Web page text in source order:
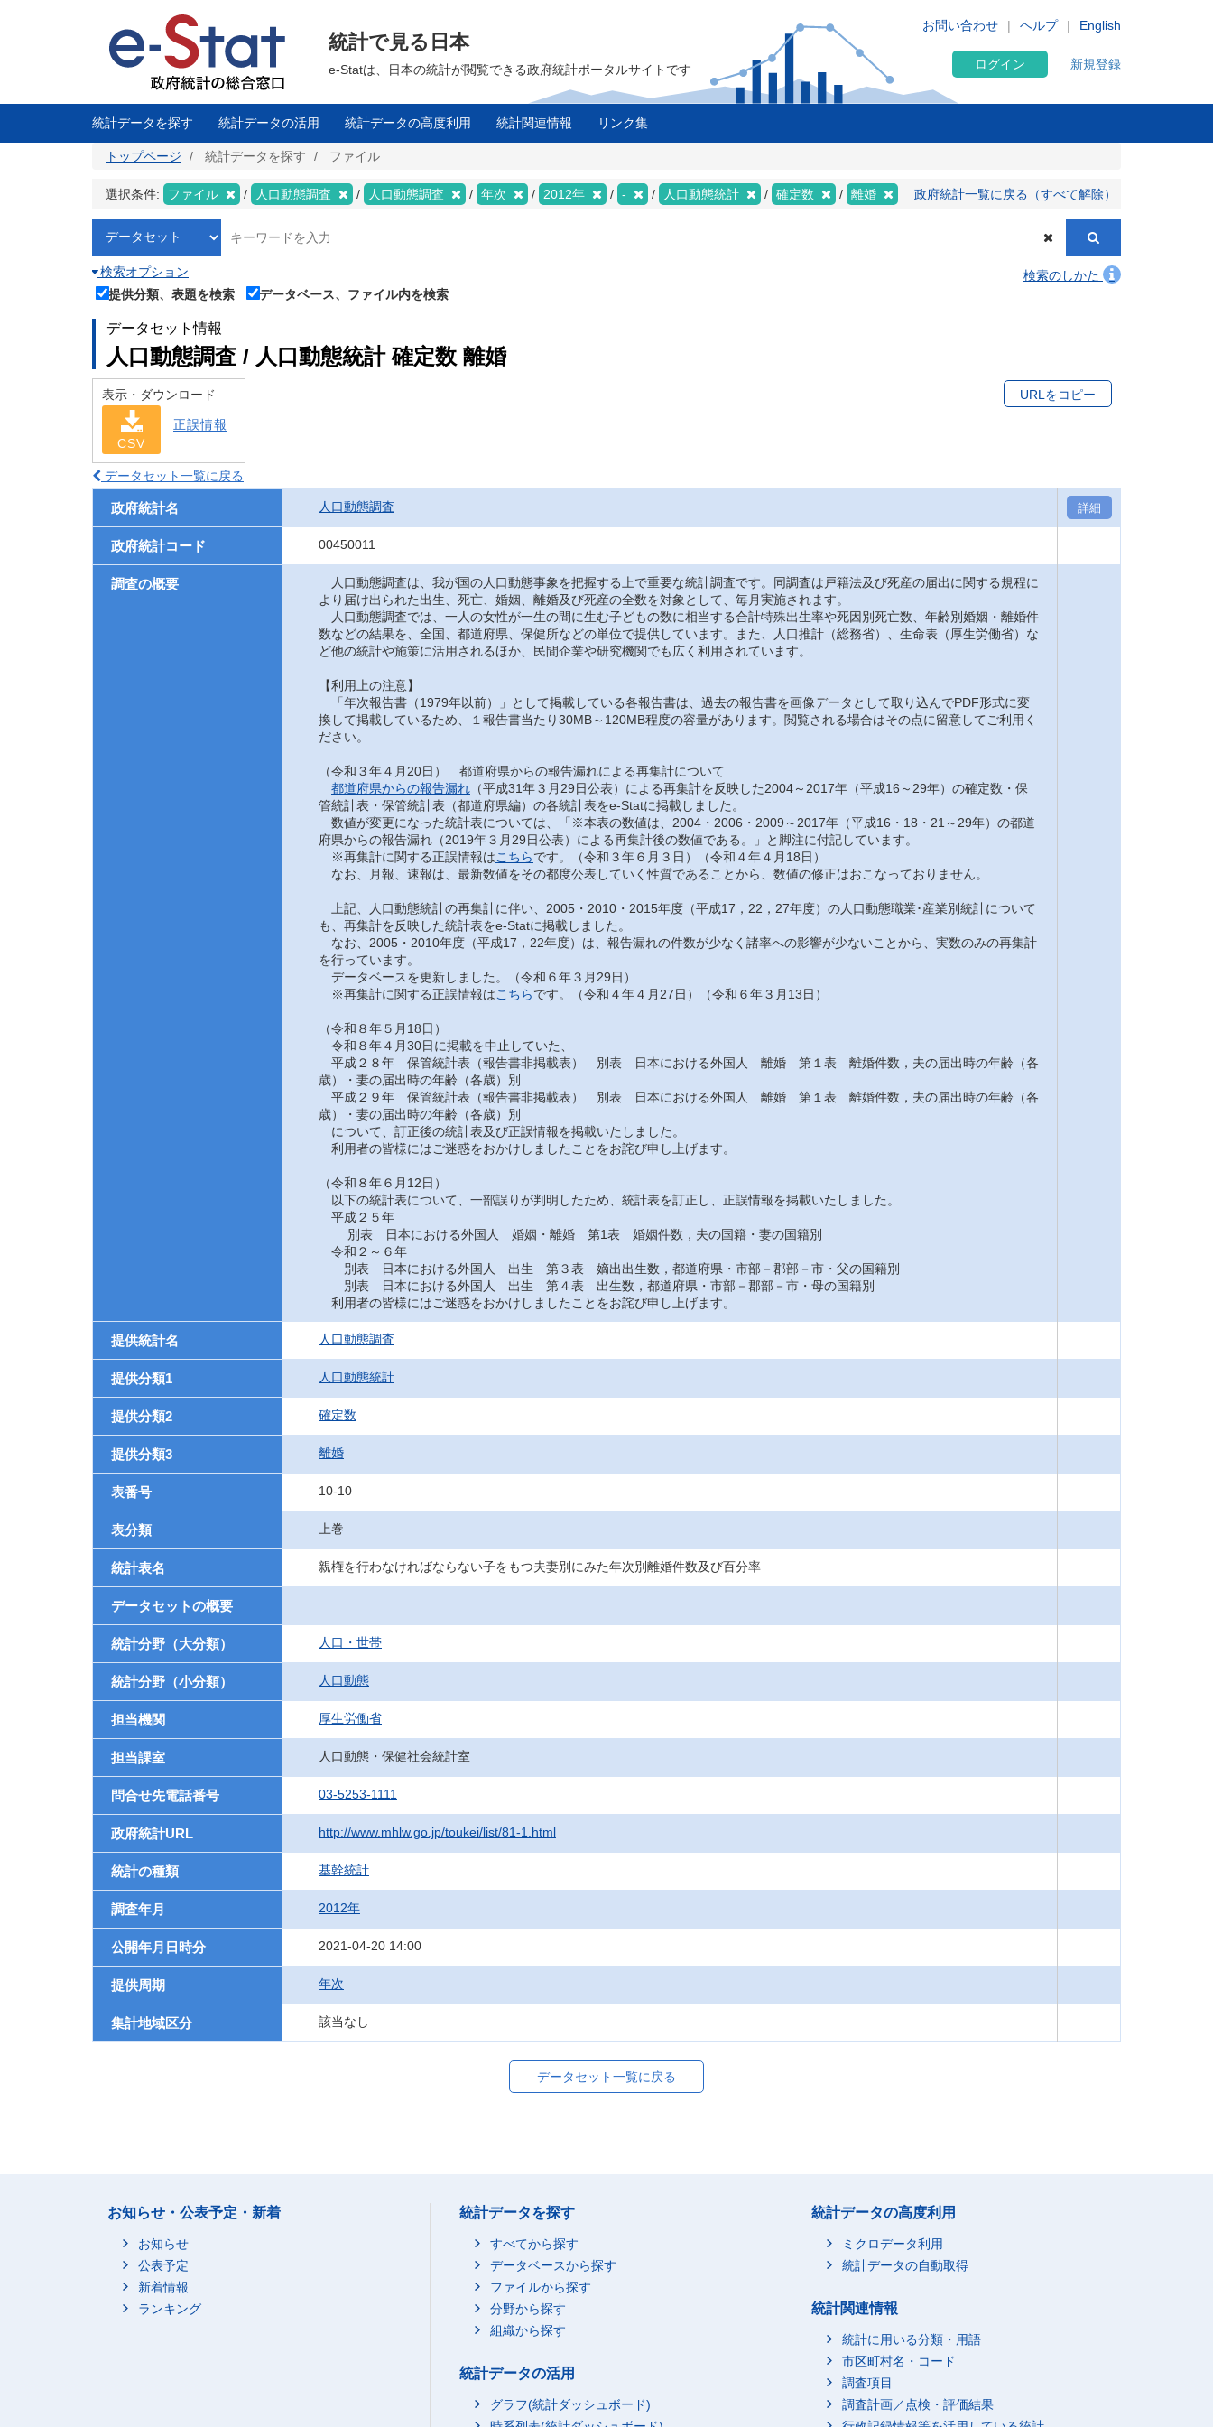
に
English
お問い合わせ ヘルプ
統計で見る日本
e-Statは、日本の統計が閲覧できる政府統計ポータルサイトです ログイン 新規登録
統計データを探す 統計データの活用 統計データの高度利用 統計関連情報 リンク集
トップページ 統計データを探す ファイル
選択条件: ファイル 人口動態調査 人口動態調査 年次 2012年 - 人口動態統計 確定数 離婚 政府統計一覧に戻る（すべて解除）
検索オプション
検索のしかた
提供分類、表題を検索
データベース、ファイル内を検索
データセット情報
人口動態調査 / 人口動態統計 確定数 離婚
表示・ダウンロード
CSV
正誤情報
URLをコピー
データセット一覧に戻る
政府統計名 人口動態調査 詳細
政府統計コード 00450011
調査の概要
人口動態調査は、我が国の人口動態事象を把握する上で重要な統計調査です。同調査は戸籍法及び死産の届出に関する規程に
より届け出られた出生、死亡、婚姻、離婚及び死産の全数を対象として、毎月実施されます。
人口動態調査では、一人の女性が一生の間に生む子どもの数に相当する合計特殊出生率や死因別死亡数、年齢別婚姻・離婚件
数などの結果を、全国、都道府県、保健所などの単位で提供しています。また、人口推計（総務省）、生命表（厚生労働省）な
ど他の統計や施策に活用されるほか、民間企業や研究機関でも広く利用されています。
【利用上の注意】
「年次報告書（1979年以前）」として掲載している各報告書は、過去の報告書を画像データとして取り込んでPDF形式に変
換して掲載しているため、１報告書当たり30MB～120MB程度の容量があります。閲覧される場合はその点に留意してご利用く
ださい。
（令和３年４月20日） 都道府県からの報告漏れによる再集計について
都道府県からの報告漏れ （平成31年３月29日公表）による再集計を反映した2004～2017年（平成16～29年）の確定数・保
管統計表・保管統計表（都道府県編）の各統計表をe-Statに掲載しました。
数値が変更になった統計表については、「※本表の数値は、2004・2006・2009～2017年（平成16・18・21～29年）の都道
府県からの報告漏れ（2019年３月29日公表）による再集計後の数値である。」と脚注に付記しています。
※再集計に関する正誤情報はこちらです。（令和３年６月３日）（令和４年４月18日）
なお、月報、速報は、最新数値をその都度公表していく性質であることから、数値の修正はおこなっておりません。
上記、人口動態統計の再集計に伴い、2005・2010・2015年度（平成17，22，27年度）の人口動態職業･産業別統計について
も、再集計を反映した統計表をe-Statに掲載しました。
なお、2005・2010年度（平成17，22年度）は、報告漏れの件数が少なく諸率への影響が少ないことから、実数のみの再集計
を行っています。
データベースを更新しました。（令和６年３月29日）
※再集計に関する正誤情報はこちらです。（令和４年４月27日）（令和６年３月13日）
（令和８年５月18日）
令和８年４月30日に掲載を中止していた、
平成２８年 保管統計表（報告書非掲載表） 別表 日本における外国人 離婚 第１表 離婚件数，夫の届出時の年齢（各
歳）・妻の届出時の年齢（各歳）別
平成２９年 保管統計表（報告書非掲載表） 別表 日本における外国人 離婚 第１表 離婚件数，夫の届出時の年齢（各
歳）・妻の届出時の年齢（各歳）別
について、訂正後の統計表及び正誤情報を掲載いたしました。
利用者の皆様にはご迷惑をおかけしましたことをお詫び申し上げます。
（令和８年６月12日）
以下の統計表について、一部誤りが判明したため、統計表を訂正し、正誤情報を掲載いたしました。
平成２５年
別表 日本における外国人 婚姻・離婚 第1表 婚姻件数，夫の国籍・妻の国籍別
令和２～６年
別表 日本における外国人 出生 第３表 嫡出出生数，都道府県・市部－郡部－市・父の国籍別
別表 日本における外国人 出生 第４表 出生数，都道府県・市部－郡部－市・母の国籍別
利用者の皆様にはご迷惑をおかけしましたことをお詫び申し上げます。
提供統計名 人口動態調査
提供分類1 人口動態統計
提供分類2 確定数
提供分類3 離婚
表番号 10-10
表分類 上巻
統計表名 親権を行わなければならない子をもつ夫妻別にみた年次別離婚件数及び百分率
データセットの概要
統計分野（大分類） 人口・世帯
統計分野（小分類） 人口動態
担当機関 厚生労働省
担当課室 人口動態・保健社会統計室
問合せ先電話番号 03-5253-1111
政府統計URL http://www.mhlw.go.jp/toukei/list/81-1.html
統計の種類 基幹統計
調査年月 2012年
公開年月日時分 2021-04-20 14:00
提供周期 年次
集計地域区分 該当なし
データセット一覧に戻る
お知らせ・公表予定・新着
お知らせ
公表予定
新着情報
ランキング
統計データを探す
すべてから探す
データベースから探す
ファイルから探す
分野から探す
組織から探す
統計データの活用
グラフ(統計ダッシュボード)
統計データの高度利用
ミクロデータ利用
統計データの自動取得
統計関連情報
統計に用いる分類・用語
市区町村名・コード
調査項目
調査計画／点検・評価結果